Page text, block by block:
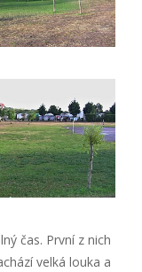
čas. První z nich
velká louka a